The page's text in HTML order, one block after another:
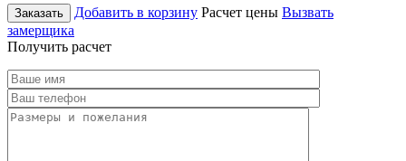
Заказать Добавить в корзину Расчет цены Вызвать
замерщика
Получить расчет